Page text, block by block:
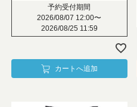
予約受付期間
2026/08/07 12:00〜
2026/08/25 11:59
カートへ追加